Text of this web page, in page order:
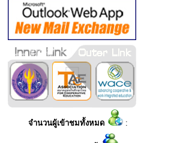
จำนวนผู้เข้าชมทั้งหมด :